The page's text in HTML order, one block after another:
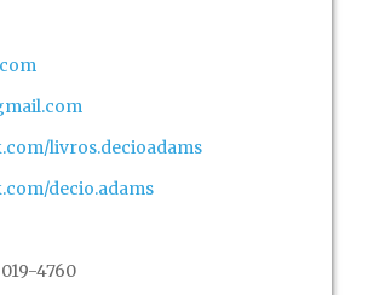
livros.decioadams
decio.adams
4760